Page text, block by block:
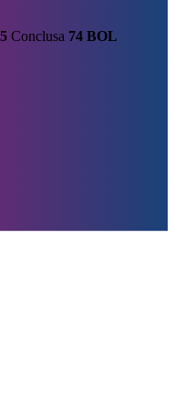
Conclusa 74 BOL